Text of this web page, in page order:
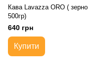
Кава Lavazza ORO ( зерно
500гр)
640 грн
Купити